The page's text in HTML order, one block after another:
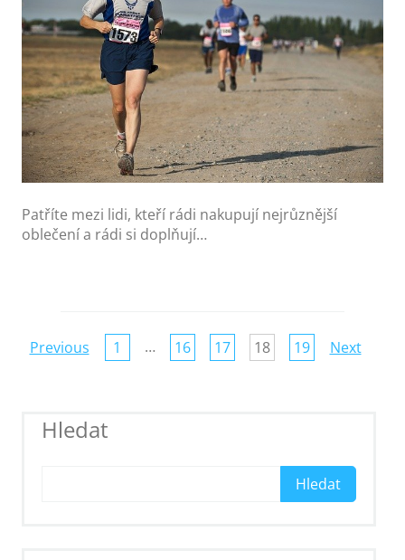
Patříte mezi lidi, kteří rádi nakupují nejrůznější
oblečení a rádi si doplňují…
Page
Previous 1 … 16 17 18 19 Next
Hledat
Hledat